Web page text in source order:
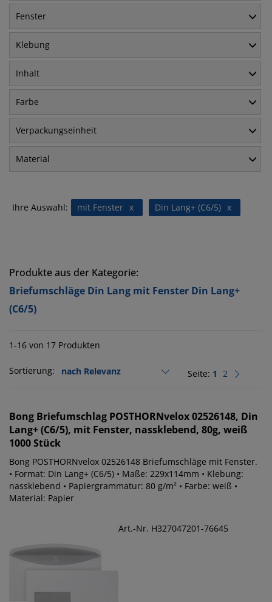
Fenster
Klebung
Inhalt
Farbe
Verpackungseinheit
Material
Ihre Auswahl: x
mit Fenster x
Din Lang+ (C6/5)
Produkte aus der Kategorie:
Briefumschläge Din Lang mit Fenster Din Lang+
(C6/5)
1-16 von 17 Produkten
Sortierung: Seite: 1 2
Bong Briefumschlag POSTHORNvelox 02526148, Din
Lang+ (C6/5), mit Fenster, nassklebend, 80g, weiß
1000 Stück
Bong POSTHORNvelox 02526148 Briefumschläge mit Fenster.
• Format: Din Lang+ (C6/5) • Maße: 229x114mm • Klebung:
nassklebend • Papiergrammatur: 80 g/m² • Farbe: weiß •
Material: Papier
Art.-Nr. H327047201-76645